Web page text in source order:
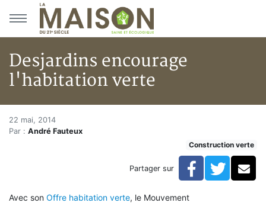
Aller au menu principal
Aller au contenu principal
Desjardins encourage
l'habitation verte
Accueil
Articles
Desjardins encourage l'habitation verte
Desjardins encourage
22 mai, 2014
Par : André Fauteux
Construction verte
Partager sur Facebook
Avec son Offre habitation verte, le Mouvement